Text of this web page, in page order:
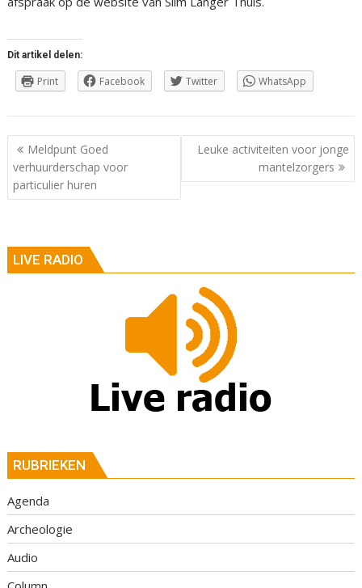
Dit artikel delen:
Print Facebook Twitter WhatsApp
Berichtnavigatie
Meldpunt Goed
verhuurderschap voor
particulier huren
Leuke activiteiten voor jonge
mantelzorgers
LIVE RADIO
RUBRIEKEN
Agenda
Archeologie
Audio